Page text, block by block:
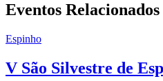
Eventos Relacionados
Espinho
V São Silvestre de